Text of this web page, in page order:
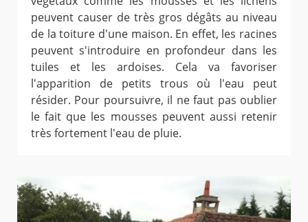
peuvent causer de très gros dégâts au niveau
de la toiture d'une maison. En effet, les racines
peuvent s'introduire en profondeur dans les
tuiles et les ardoises. Cela va favoriser
l'apparition de petits trous où l'eau peut
résider. Pour poursuivre, il ne faut pas oublier
le fait que les mousses peuvent aussi retenir
très fortement l'eau de pluie.